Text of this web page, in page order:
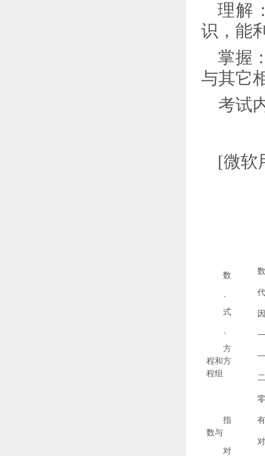
理解
识，能
掌握
与其它
考试
[微软
数
、
式
、
方
程和方
程组
指
数与
对